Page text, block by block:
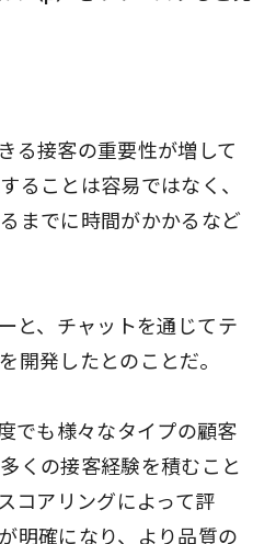
る接客の重要性が増して
ることは容易ではなく、
までに時間がかかるなど
と、チャットを通じてテ
開発したとのことだ。
でも様々なタイプの顧客
くの接客経験を積むこと
コアリングによって評
明確になり、より品質の